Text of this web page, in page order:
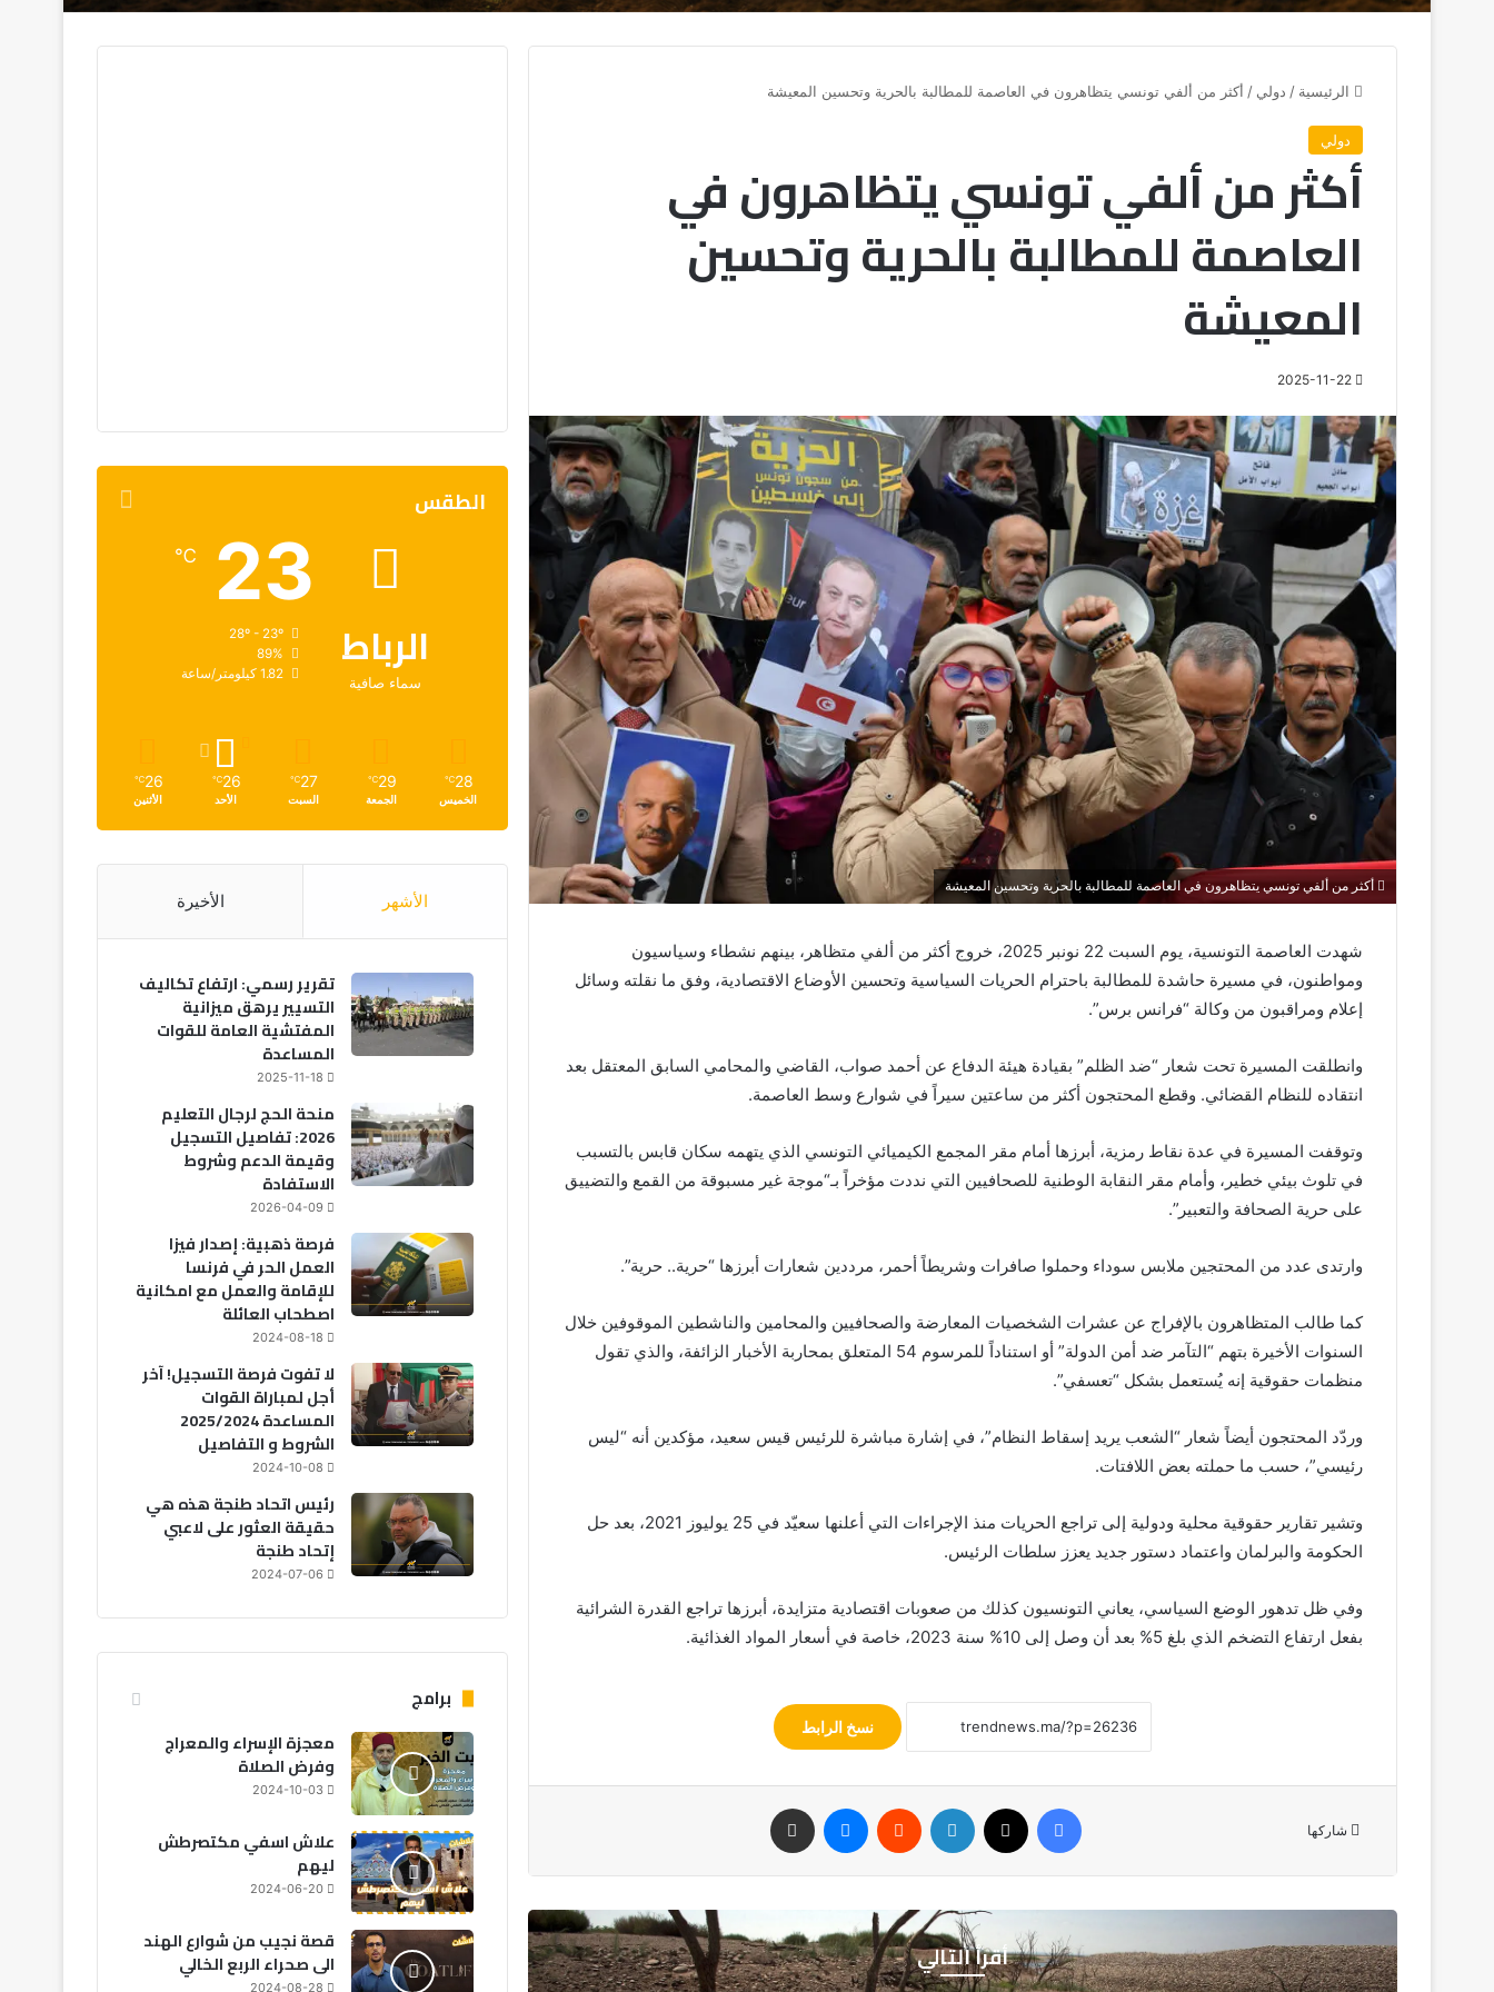
الرئيسية / دولي / أكثر من ألفي تونسي يتظاهرون في العاصمة للمطالبة بالحرية وتحسين المعيشة
دولي
أكثر من ألفي تونسي يتظاهرون في
العاصمة للمطالبة بالحرية وتحسين
المعيشة
2025-11-22
أكثر من ألفي تونسي يتظاهرون في العاصمة للمطالبة بالحرية وتحسين المعيشة
شهدت العاصمة التونسية، يوم السبت 22 نونبر 2025، خروج أكثر من ألفي متظاهر، بينهم نشطاء وسياسيون
ومواطنون، في مسيرة حاشدة للمطالبة باحترام الحريات السياسية وتحسين الأوضاع الاقتصادية، وفق ما نقلته وسائل
إعلام ومراقبون من وكالة “فرانس برس”.
وانطلقت المسيرة تحت شعار “ضد الظلم” بقيادة هيئة الدفاع عن أحمد صواب، القاضي والمحامي السابق المعتقل بعد
انتقاده للنظام القضائي. وقطع المحتجون أكثر من ساعتين سيراً في شوارع وسط العاصمة.
وتوقفت المسيرة في عدة نقاط رمزية، أبرزها أمام مقر المجمع الكيميائي التونسي الذي يتهمه سكان قابس بالتسبب
في تلوث بيئي خطير، وأمام مقر النقابة الوطنية للصحافيين التي نددت مؤخراً بـ“موجة غير مسبوقة من القمع والتضييق
على حرية الصحافة والتعبير”.
وارتدى عدد من المحتجين ملابس سوداء وحملوا صافرات وشريطاً أحمر، مرددين شعارات أبرزها “حرية.. حرية”.
كما طالب المتظاهرون بالإفراج عن عشرات الشخصيات المعارضة والصحافيين والمحامين والناشطين الموقوفين خلال
السنوات الأخيرة بتهم “التآمر ضد أمن الدولة” أو استناداً للمرسوم 54 المتعلق بمحاربة الأخبار الزائفة، والذي تقول
منظمات حقوقية إنه يُستعمل بشكل “تعسفي”.
وردّد المحتجون أيضاً شعار “الشعب يريد إسقاط النظام”، في إشارة مباشرة للرئيس قيس سعيد، مؤكدين أنه “ليس
رئيسي”، حسب ما حملته بعض اللافتات.
وتشير تقارير حقوقية محلية ودولية إلى تراجع الحريات منذ الإجراءات التي أعلنها سعيّد في 25 يوليوز 2021، بعد حل
الحكومة والبرلمان واعتماد دستور جديد يعزز سلطات الرئيس.
وفي ظل تدهور الوضع السياسي، يعاني التونسيون كذلك من صعوبات اقتصادية متزايدة، أبرزها تراجع القدرة الشرائية
بفعل ارتفاع التضخم الذي بلغ 5% بعد أن وصل إلى 10% سنة 2023، خاصة في أسعار المواد الغذائية.
نسخ الرابط
شاركها
فيسبوك لينكدإن ماسنجر
أقرأ التالي
الطقس
الرباط
سماء صافية
23
℃
89%
1.82 كيلومتر/ساعة
28
℃
الخميس
29
℃
الجمعة
27
℃
السبت
26
℃
الأحد
26
℃
الأثنين
الأشهر الأخيرة
تقرير رسمي: ارتفاع تكاليف
التسيير يرهق ميزانية
المفتشية العامة للقوات
المساعدة
2025-11-18
منحة الحج لرجال التعليم
2026: تفاصيل التسجيل
وقيمة الدعم وشروط
الاستفادة
2026-04-09
فرصة ذهبية: إصدار فيزا
العمل الحر في فرنسا
للإقامة والعمل مع امكانية
اصطحاب العائلة
2024-08-18
لا تفوت فرصة التسجيل! آخر
أجل لمباراة القوات
المساعدة 2025/2024
الشروط و التفاصيل
2024-10-08
رئيس اتحاد طنجة هذه هي
حقيقة العثور على لاعبي
إتحاد طنجة
2024-07-06
برامج
معجزة الإسراء والمعراج
وفرض الصلاة
2024-10-03
علاش اسفي مكتصرطش
ليهم
2024-06-20
قصة نجيب من شوارع الهند
الى صحراء الربع الخالي
2024-08-28